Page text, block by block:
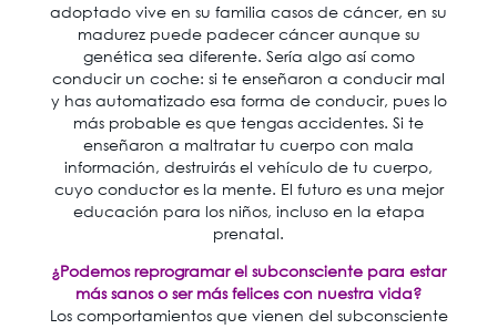
adoptado vive en su familia casos de cáncer, en su
madurez puede padecer cáncer aunque su
genética sea diferente. Sería algo así como
conducir un coche: si te enseñaron a conducir mal
y has automatizado esa forma de conducir, pues lo
más probable es que tengas accidentes. Si te
enseñaron a maltratar tu cuerpo con mala
información, destruirás el vehículo de tu cuerpo,
cuyo conductor es la mente. El futuro es una mejor
educación para los niños, incluso en la etapa
prenatal.
¿Podemos reprogramar el subconsciente para estar
más sanos o ser más felices con nuestra vida?
Los comportamientos que vienen del subconsciente